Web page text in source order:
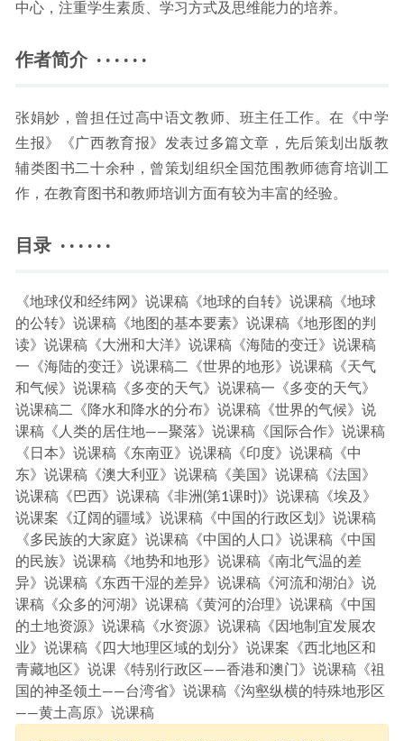
中心，注重学生素质、学习方式及思维能力的培养。
作者简介 · · · · · ·
张娟妙，曾担任过高中语文教师、班主任工作。在《中学
生报》《广西教育报》发表过多篇文章，先后策划出版教
辅类图书二十余种，曾策划组织全国范围教师德育培训工
作，在教育图书和教师培训方面有较为丰富的经验。
目录 · · · · · ·
《地球仪和经纬网》说课稿《地球的自转》说课稿《地球
的公转》说课稿《地图的基本要素》说课稿《地形图的判
读》说课稿《大洲和大洋》说课稿《海陆的变迁》说课稿
一《海陆的变迁》说课稿二《世界的地形》说课稿《天气
和气候》说课稿《多变的天气》说课稿一《多变的天气》
说课稿二《降水和降水的分布》说课稿《世界的气候》说
课稿《人类的居住地——聚落》说课稿《国际合作》说课稿
《日本》说课稿《东南亚》说课稿《印度》说课稿《中
东》说课稿《澳大利亚》说课稿《美国》说课稿《法国》
说课稿《巴西》说课稿《非洲(第1课时)》说课稿《埃及》
说课案《辽阔的疆域》说课稿《中国的行政区划》说课稿
《多民族的大家庭》说课稿《中国的人口》说课稿《中国
的民族》说课稿《地势和地形》说课稿《南北气温的差
异》说课稿《东西干湿的差异》说课稿《河流和湖泊》说
课稿《众多的河湖》说课稿《黄河的治理》说课稿《中国
的土地资源》说课稿《水资源》说课稿《因地制宜发展农
业》说课稿《四大地理区域的划分》说课案《西北地区和
青藏地区》说课《特别行政区——香港和澳门》说课稿《祖
国的神圣领土——台湾省》说课稿《沟壑纵横的特殊地形区
——黄土高原》说课稿